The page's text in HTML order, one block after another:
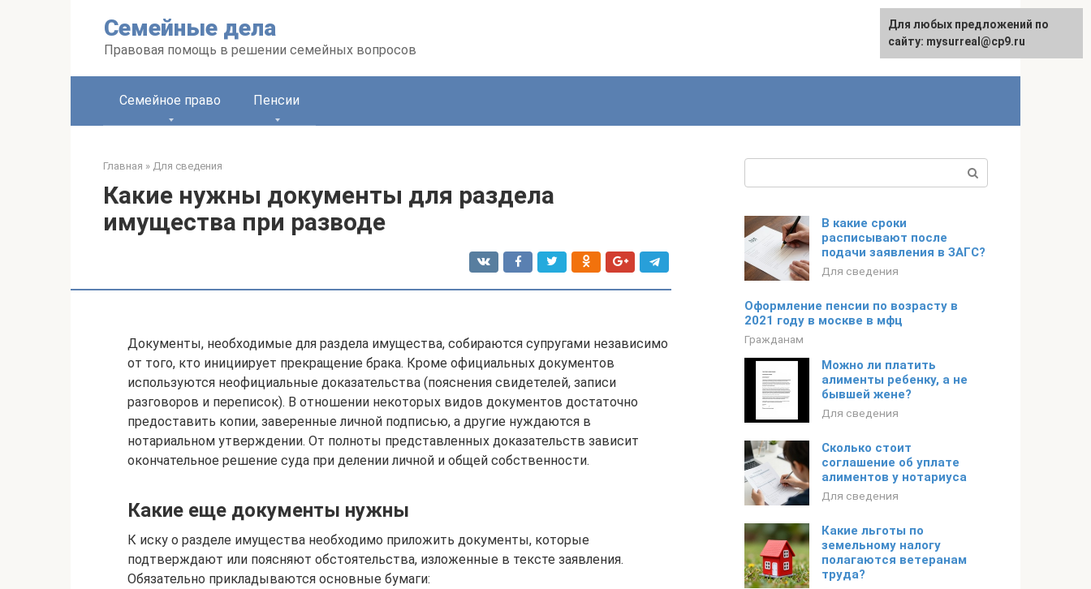
Семейные дела
Правовая помощь в решении семейных вопросов
Семейное право Пенсии
Главная » Для сведения
Какие нужны документы для раздела
имущества при разводе
Документы, необходимые для раздела имущества, собираются супругами независимо
от того, кто инициирует прекращение брака. Кроме официальных документов
используются неофициальные доказательства (пояснения свидетелей, записи
разговоров и переписок). В отношении некоторых видов документов достаточно
предоставить копии, заверенные личной подписью, а другие нуждаются в
нотариальном утверждении. От полноты представленных доказательств зависит
окончательное решение суда при делении личной и общей собственности.
Какие еще документы нужны
К иску о разделе имущества необходимо приложить документы, которые
подтверждают или поясняют обстоятельства, изложенные в тексте заявления.
Обязательно прикладываются основные бумаги:
В какие сроки
расписывают после
подачи заявления в ЗАГС?
Для сведения
Оформление пенсии по возрасту в
2021 году в москве в мфц
Гражданам
Можно ли платить
алименты ребенку, а не
бывшей жене?
Для сведения
Сколько стоит
соглашение об уплате
алиментов у нотариуса
Для сведения
Какие льготы по
земельному налогу
полагаются ветеранам
труда?
Для любых предложений по
сайту: mysurreal@cp9.ru